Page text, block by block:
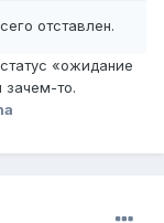
отставлен.
«ожидание
зачем-то.